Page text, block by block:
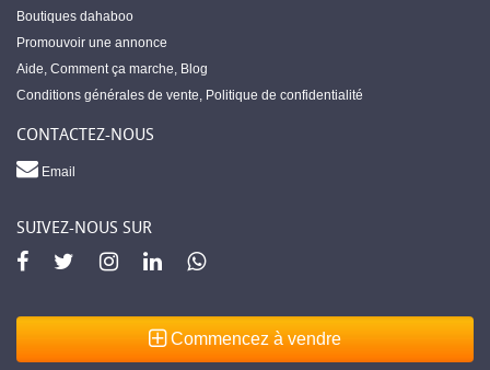
Boutiques dahaboo
Promouvoir une annonce
Aide, Comment ça marche, Blog
Conditions générales de vente, Politique de confidentialité
CONTACTEZ-NOUS
Email
SUIVEZ-NOUS SUR
Commencez à vendre